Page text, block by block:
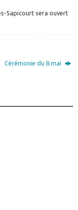
Sapicourt sera ouvert
Cérémonie du 8 mai